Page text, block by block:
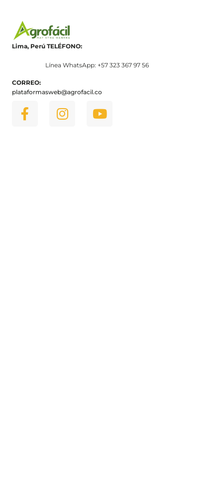
Lima, Perú TELÉFONO:
Línea WhatsApp: +57 323 367 97 56
CORREO:
plataformasweb@agrofacil.co